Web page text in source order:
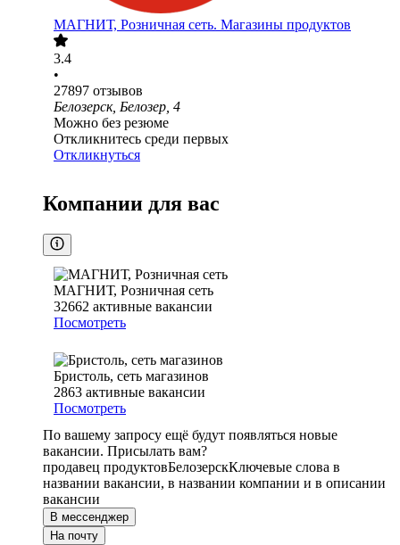
МАГНИТ, Розничная сеть. Магазины продуктов
3.4
•
27897 отзывов
Белозерск, Белозер, 4
Можно без резюме
Откликнитесь среди первых
Откликнуться
Компании для вас
МАГНИТ, Розничная сеть
32662 активные вакансии
Посмотреть
Бристоль, сеть магазинов
2863 активные вакансии
Посмотреть
По вашему запросу ещё будут появляться новые
вакансии. Присылать вам?
продавец продуктовБелозерскКлючевые слова в
названии вакансии, в названии компании и в описании
вакансии
В мессенджер
На почту